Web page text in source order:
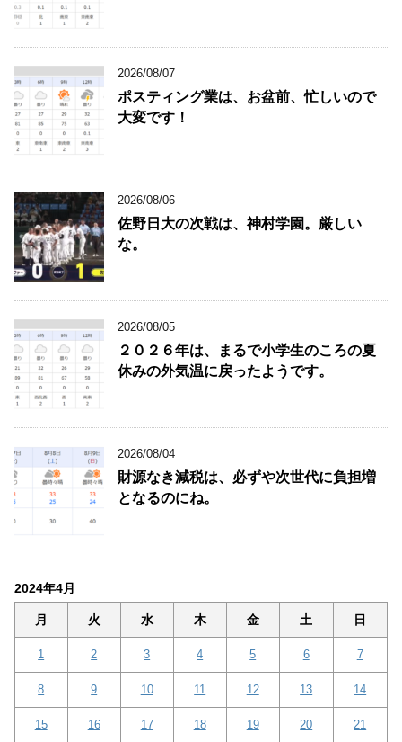
2026/08/07
ポスティング業は、お盆前、忙しいので
大変です！
2026/08/06
佐野日大の次戦は、神村学園。厳しい
な。
2026/08/05
２０２６年は、まるで小学生のころの夏
休みの外気温に戻ったようです。
2026/08/04
財源なき減税は、必ずや次世代に負担増
となるのにね。
2024年4月
月 火 水 木 金 土 日
1 2 3 4 5 6 7
8 9 10 11 12 13 14
15 16 17 18 19 20 21